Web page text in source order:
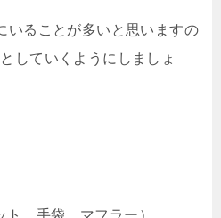
いることが多いと思いますの
していくようにしましょ
、手袋、マフラー）